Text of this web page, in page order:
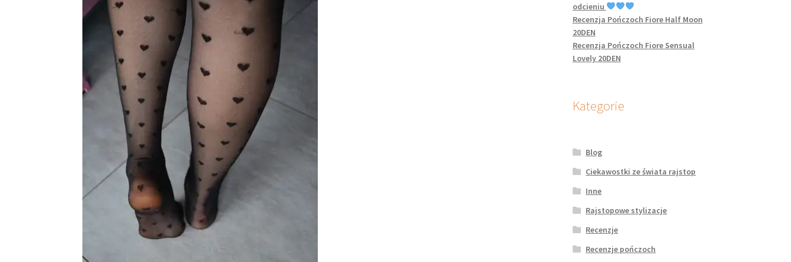
odcieniu
Recenzja Pończoch Fiore Half Moon
20DEN
Recenzja Pończoch Fiore Sensual
Lovely 20DEN
Kategorie
Blog
Ciekawostki ze świata rajstop
Inne
Rajstopowe stylizacje
Recenzje
Recenzje pończoch